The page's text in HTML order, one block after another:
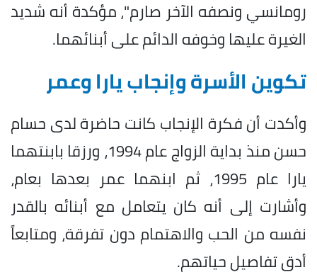
رومانسي ونصفه الآخر صارم"، مؤكدة أنه شديد
الغيرة عليها وخوفه الدائم على أبنائهما.
تكوين الأسرة وإنجاب يارا وعمر
وأكدت أن فكرة الإنجاب كانت حاضرة لدى حسام
حسن منذ بداية الزواج عام 1994، ورزقا بابنتهما
يارا عام 1995، ثم ابنهما عمر بعدها بعام،
وأشارت إلى أنه كان يتعامل مع أبنائه بالقدر
نفسه من الحب والاهتمام دون تفرقة، ومتابعاً
أدق تفاصيل حياتهم.